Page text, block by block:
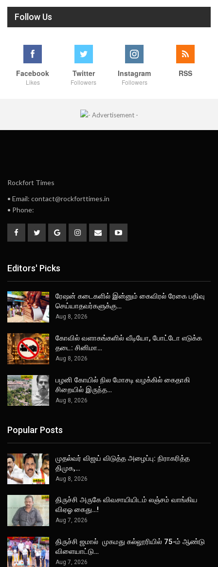
Follow Us
Facebook
Likes
Twitter
Followers
Instagram
Followers
RSS
Rockfort Times
• Email: contact@rockforttimes.in
• Phone:
Editors' Picks
ரேஷன் கடைகளில் இன்னும் கைவிரல் ரேகை பதிவு
செய்யாதவர்களுக்கு…
Aug 8, 2026
கோவில் வளாகங்களில் வீடியோ, போட்டோ எடுக்க
தடை: சினிமா…
Aug 8, 2026
பழனி கோயில் நில மோசடி வழக்கில் கைதாகி
சிறையில் இருந்த…
Aug 8, 2026
Popular Posts
முதல்வர் விஜய் விடுத்த அழைப்பு: நிராகரித்த
திமுக,…
Aug 8, 2026
திருச்சி அருகே விவசாயியிடம் லஞ்சம் வாங்கிய
விஏஓ கைது…!
Aug 7, 2026
திருச்சி ஜமால் முகமது கல்லூரியில் 75-ம் ஆண்டு
விளையாட்டு…
Aug 7, 2026